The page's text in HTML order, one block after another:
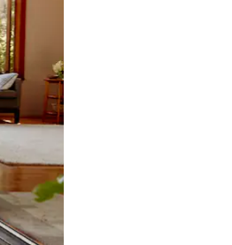
desliza el dedo.